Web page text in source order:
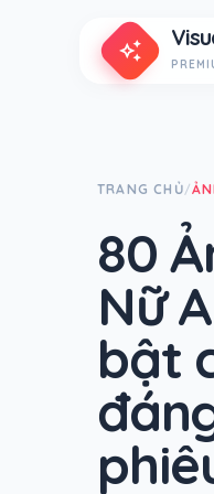
auto_awesome
TRANG CHỦ/
80
Nữ
bật